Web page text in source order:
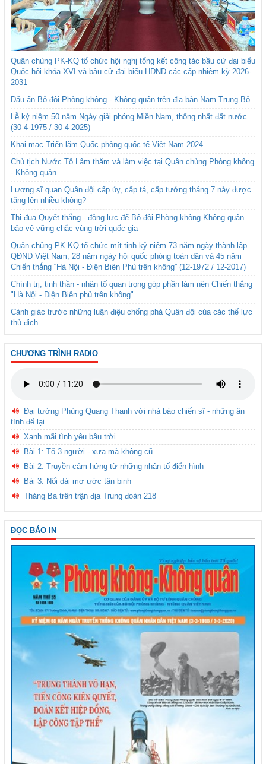
Quân chủng PK-KQ tổ chức hội nghị tổng kết công tác bầu cử đại biểu
Quốc hội khóa XVI và bầu cử đại biểu HĐND các cấp nhiệm kỳ 2026-
2031
Dấu ấn Bộ đội Phòng không - Không quân trên địa bàn Nam Trung Bộ
Lễ kỷ niệm 50 năm Ngày giải phóng Miền Nam, thống nhất đất nước
(30-4-1975 / 30-4-2025)
Khai mạc Triển lãm Quốc phòng quốc tế Việt Nam 2024
Chủ tịch Nước Tô Lâm thăm và làm việc tại Quân chủng Phòng không
- Không quân
Lương sĩ quan Quân đội cấp úy, cấp tá, cấp tướng tháng 7 này được
tăng lên nhiều không?
Thi đua Quyết thắng - động lực để Bộ đội Phòng không-Không quân
bảo vệ vững chắc vùng trời quốc gia
Quân chủng PK-KQ tổ chức mít tinh kỷ niệm 73 năm ngày thành lập
QĐND Việt Nam, 28 năm ngày hội quốc phòng toàn dân và 45 năm
Chiến thắng “Hà Nội - Điện Biên Phủ trên không” (12-1972 / 12-2017)
Chính trị, tinh thần - nhân tố quan trọng góp phần làm nên Chiến thắng
"Hà Nội - Điện Biên phủ trên không"
Cảnh giác trước những luận điệu chống phá Quân đội của các thế lực
thù địch
CHƯƠNG TRÌNH RADIO
Đại tướng Phùng Quang Thanh với nhà báo chiến sĩ - những ân
tình để lại
Xanh mãi tình yêu bầu trời
Bài 1: Tổ 3 người - xưa mà không cũ
Bài 2: Truyền cảm hứng từ những nhân tố điển hình
Bài 3: Nối dài mơ ước tân binh
Tháng Ba trên trận địa Trung đoàn 218
ĐỌC BÁO IN